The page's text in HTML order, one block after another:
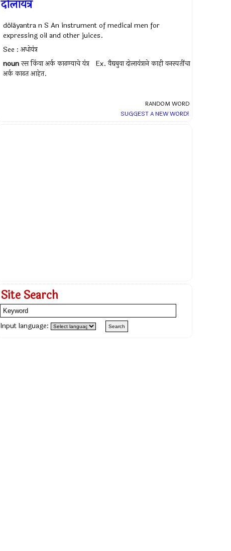
दोलायंत्र
dōlāyantra n S An instrument of medical men for
expressing oil and other juices.
See : अधोयंत्र
nounरस किंवा अर्क काढण्याचे यंत्र Ex.वैद्यबुवा दोलायंत्राने काही वनस्पतींचा
अर्क काढत आहेत.
RANDOM WORD
SUGGEST A NEW WORD!
Site Search
Input language: